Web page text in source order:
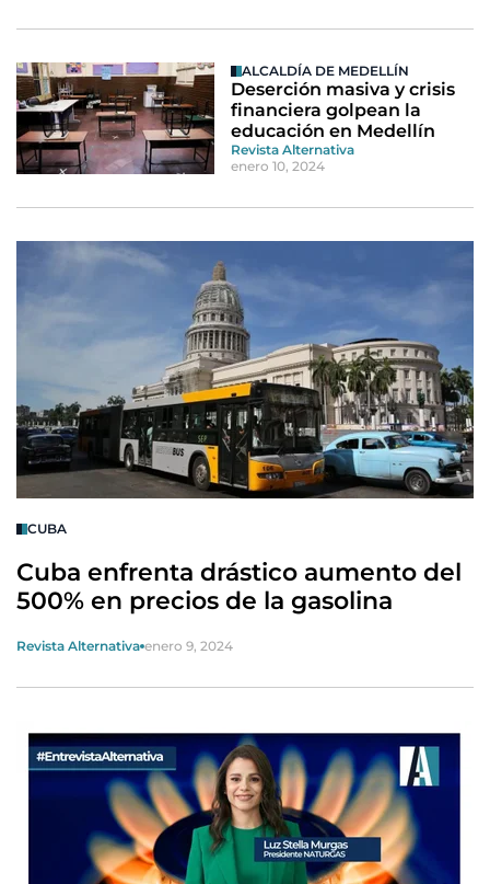
ALCALDÍA DE MEDELLÍN
Deserción masiva y crisis
financiera golpean la
educación en Medellín
Revista Alternativa
enero 10, 2024
CUBA
Cuba enfrenta drástico aumento del
500% en precios de la gasolina
Revista Alternativa enero 9, 2024